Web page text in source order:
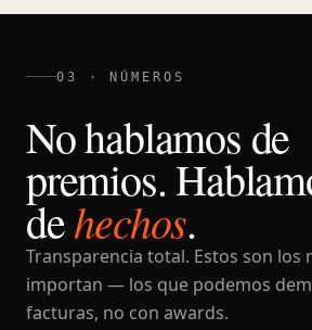
03 · NÚMEROS
No hablamos de
premios.
dehechos.
Transparencia total. Estos son los
importan — los que podemos
facturas, no con awards.